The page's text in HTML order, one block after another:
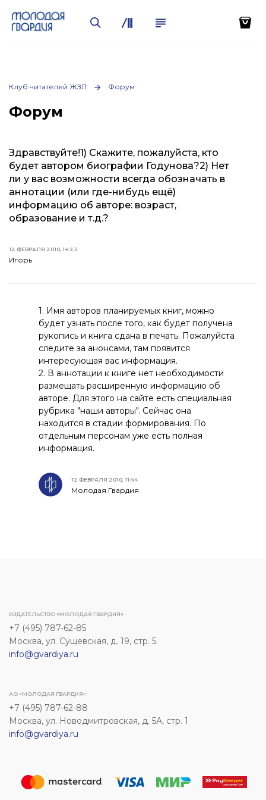
Клуб читателей ЖЗЛ Форум
Форум
Здравствуйте!1) Скажите, пожалуйста, кто
будет автором биографии Годунова?2) Нет
ли у вас возможности всегда обозначать в
аннотации (или где-нибудь ещё)
информацию об авторе: возраст,
образование и т.д.?
12 ФЕВРАЛЯ 2010, 14:23
Игорь
1. Имя авторов планируемых книг, можно
будет узнать после того, как будет получена
рукопись и книга сдана в печать. Пожалуйста
следите за анонсами, там появится
интересующая вас информация.
2. В аннотации к книге нет необходимости
размещать расширенную информацию об
авторе. Для этого на сайте есть специальная
рубрика "наши авторы". Сейчас она
находится в стадии формирования. По
отдельным персонам уже есть полная
информация.
12 ФЕВРАЛЯ 2010, 11:44
Молодая Гвардия
ИЗДАТЕЛЬСТВО «МОЛОДАЯ ГВАРДИЯ»
+7 (495) 787-62-85
Москва, ул. Сущевская, д. 19, стр. 5.
info@gvardiya.ru
АО «МОЛОДАЯ ГВАРДИЯ»
+7 (495) 787-62-88
Москва, ул. Новодмитровская, д. 5А, стр. 1
info@gvardiya.ru